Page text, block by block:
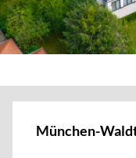
München-